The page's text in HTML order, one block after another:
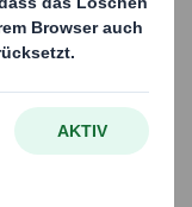
erster Stelle
in
weiterhin